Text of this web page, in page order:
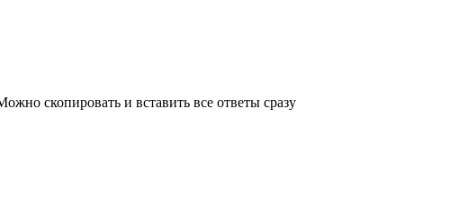
скопировать и вставить все ответы сразу